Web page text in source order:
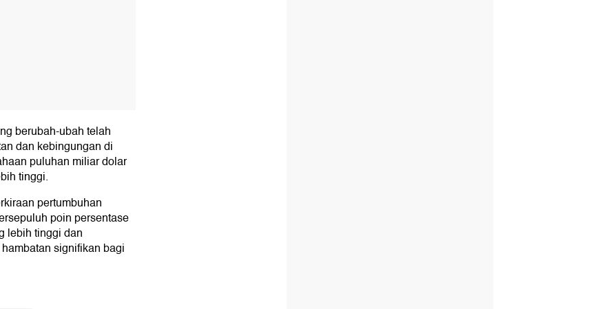
berubah-ubah telah
dan kebingungan di
puluhan miliar dolar
tinggi.
pertumbuhan
poin persentase
lebih tinggi dan
signifikan bagi